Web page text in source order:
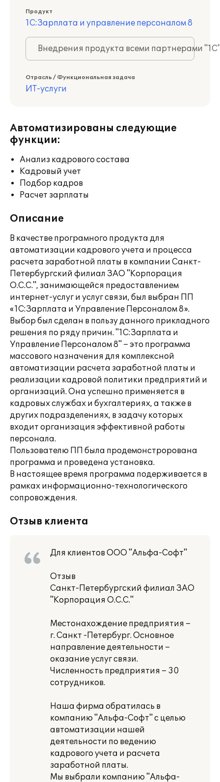
Продукт
1С:Зарплата и управление персоналом 8
Внедрения продукта всеми партнерами
Отрасль / Функциональная задача
ИТ-услуги
Автоматизированы следующие
функции:
Анализ кадрового состава
Кадровый учет
Подбор кадров
Расчет зарплаты
Описание
В качестве програмного продукта для
автоматизации кадрового учета и процесса
расчета заработной платы в компании Санкт-
Петербургский филиал ЗАО "Корпорация
О.С.С.", занимающейся предоставлением
интернет-услуг и услуг связи, был выбран ПП
«1С:Зарплата и Управление Персоналом 8».
Выбор был сделан в пользу данного прикладного
решения по ряду причин. "1С:Зарплата и
Управление Персоналом 8" – это программа
массового назначения для комплексной
автоматизации расчета заработной платы и
реализации кадровой политики предприятий и
организаций. Она успешно применяется в
кадровых службах и бухгалтериях, а также в
других подразделениях, в задачу которых
входит организация эффективной работы
персонала.
Пользователю ПП была продемонстрорована
программа и проведена установка.
В настоящее время программа подерживается в
рамках информационно-технологического
сопровождения.
Отзыв клиента
Для клиентов ООО "Альфа-Софт"
Отзыв
Санкт-Петербургский филиал ЗАО
"Корпорация О.С.С."
Местонахождение предприятия –
г. Санкт -Петербург. Основное
направление деятельности –
оказание услуг связи.
Численность предприятия – 30
сотрудников.
Наша фирма обратилась в
компанию "Альфа-Софт" с целью
автоматизации нашей
деятельности по ведению
кадрового учета и расчета
заработной платы.
Мы выбрали компанию "Альфа-